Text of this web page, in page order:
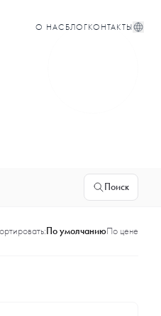
О НАС БЛОГКОНТАКТЫ
Поиск
По умолчаниюПо цене